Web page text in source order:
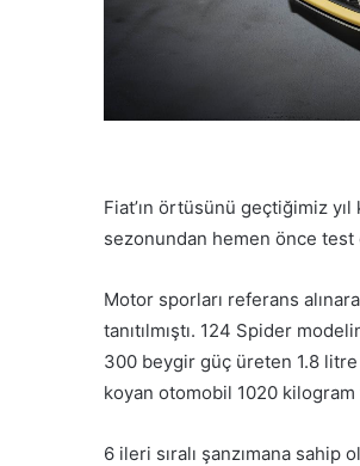
Fiat’ın örtüsünü geçtiğimiz
sezonundan hemen önce
Motor sporları referans
tanıtılmıştı. 124 Spider
300 beygir güç üreten 1.8 litre
koyan otomobil 1020 kilogram
6 ileri sıralı şanzımana